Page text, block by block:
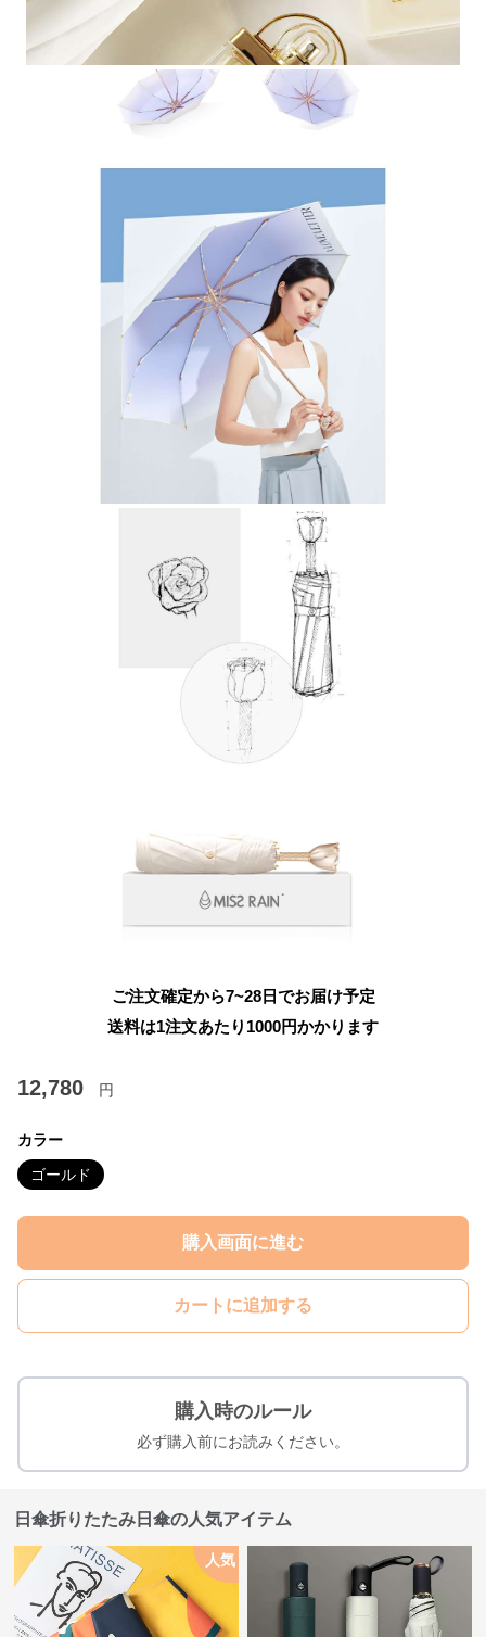
ご注文確定から7~28日でお届け予定
送料は1注文あたり 1000円かかります
12,780 円
カラー
ゴールド
購入画面に進む
カートに追加する
購入時のルール
必ず購入前にお読みください。
日傘折りたたみ日傘の人気アイテム
人気